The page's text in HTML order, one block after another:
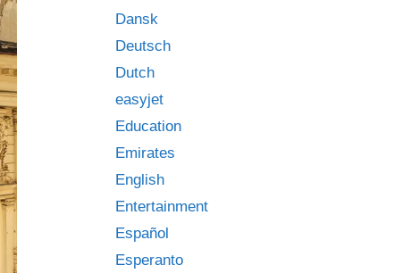
Dansk
Deutsch
Dutch
easyjet
Education
Emirates
English
Entertainment
Español
Esperanto